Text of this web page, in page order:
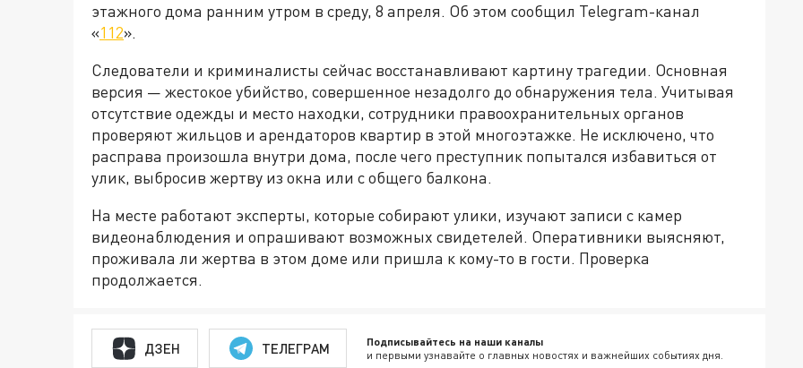
этажного дома ранним утром в среду, 8 апреля. Об этом сообщил Telegram-канал
«112».
Следователи и криминалисты сейчас восстанавливают картину трагедии. Основная
версия — жестокое убийство, совершенное незадолго до обнаружения тела. Учитывая
отсутствие одежды и место находки, сотрудники правоохранительных органов
проверяют жильцов и арендаторов квартир в этой многоэтажке. Не исключено, что
расправа произошла внутри дома, после чего преступник попытался избавиться от
улик, выбросив жертву из окна или с общего балкона.
На месте работают эксперты, которые собирают улики, изучают записи с камер
видеонаблюдения и опрашивают возможных свидетелей. Оперативники выясняют,
проживала ли жертва в этом доме или пришла к кому-то в гости. Проверка
продолжается.
ДЗЕН ТЕЛЕГРАМ Подписывайтесь на наши каналы
и первыми узнавайте о главных новостях и важнейших событиях дня.